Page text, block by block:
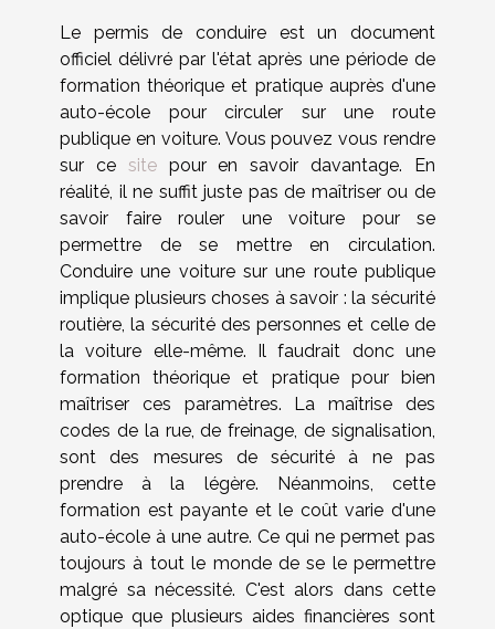
Le permis de conduire est un document
officiel délivré par l'état après une période de
formation théorique et pratique auprès d'une
auto-école pour circuler sur une route
publique en voiture. Vous pouvez vous rendre
sur ce sitepour en savoir davantage. En
réalité, il ne suffit juste pas de maîtriser ou de
savoir faire rouler une voiture pour se
permettre de se mettre en circulation.
Conduire une voiture sur une route publique
implique plusieurs choses à savoir : la sécurité
routière, la sécurité des personnes et celle de
la voiture elle-même. Il faudrait donc une
formation théorique et pratique pour bien
maîtriser ces paramètres. La maîtrise des
codes de la rue, de freinage, de signalisation,
sont des mesures de sécurité à ne pas
prendre à la légère. Néanmoins, cette
formation est payante et le coût varie d'une
auto-école à une autre. Ce qui ne permet pas
toujours à tout le monde de se le permettre
malgré sa nécessité. C'est alors dans cette
optique que plusieurs aides financières sont